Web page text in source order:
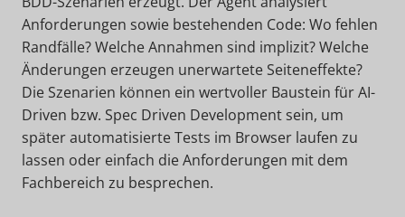
Anforderungen sowie bestehenden Code: Wo fehlen
Randfälle? Welche Annahmen sind implizit? Welche
Änderungen erzeugen unerwartete Seiteneffekte?
Die Szenarien können ein wertvoller Baustein für AI-
Driven bzw. Spec Driven Development sein, um
später automatisierte Tests im Browser laufen zu
lassen oder einfach die Anforderungen mit dem
Fachbereich zu besprechen.